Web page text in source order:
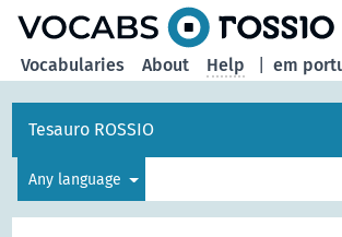
em
Vocabularies About Help
Tesauro ROSSIO
Any language